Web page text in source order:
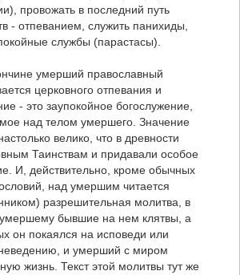
провожать в последний путь
- отпеванием, служить панихиды,
службы (парастасы).
умерший православный
церковного отпевания и
- это заупокойное богослужение,
над телом умершего. Значение
велико, что в древности
Таинствам и придавали особое
И, действительно, кроме обычных
над умершим читается
разрешительная молитва, в
бывшие на нем клятвы, а
он покаялся на исповеди или
и умерший с миром
жизнь. Текст этой молитвы тут же